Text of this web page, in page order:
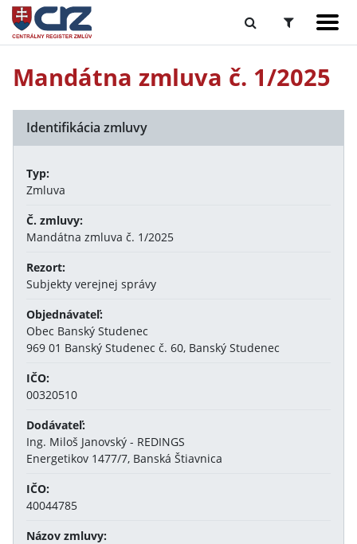
Mandátna zmluva č. 1/2025
Identifikácia zmluvy
Typ:
Zmluva
Č. zmluvy:
Mandátna zmluva č. 1/2025
Rezort:
Subjekty verejnej správy
Objednávateľ:
Obec Banský Studenec
969 01 Banský Studenec č. 60, Banský Studenec
IČO:
00320510
Dodávateľ:
Ing. Miloš Janovský - REDINGS
Energetikov 1477/7, Banská Štiavnica
IČO:
40044785
Názov zmluvy: